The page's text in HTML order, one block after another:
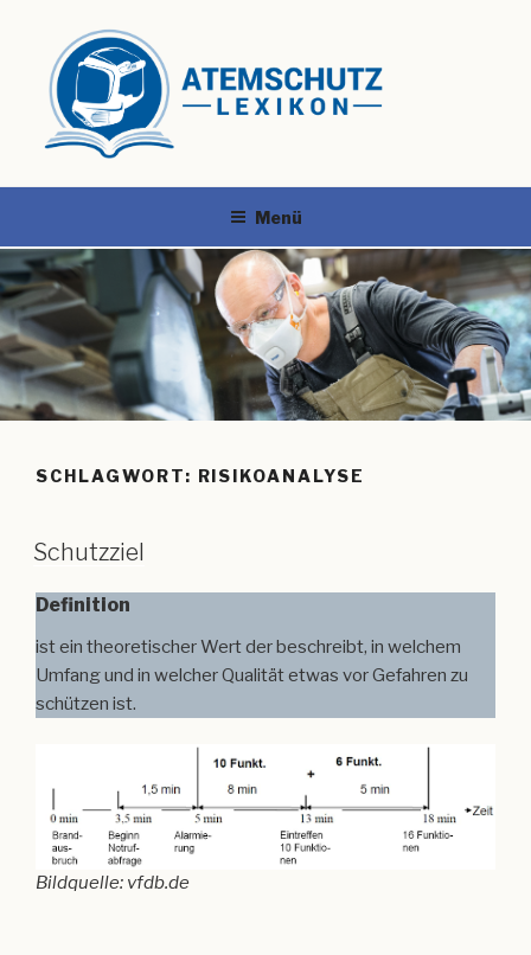
Menü
SCHLAGWORT: RISIKOANALYSE
Schutzziel
Definition
ist ein theoretischer Wert der beschreibt, in welchem
Umfang und in welcher Qualität etwas vor Gefahren zu
schützen ist.
Bildquelle: vfdb.de